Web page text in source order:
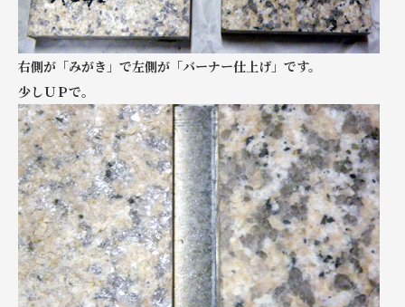
右側が「みがき」で左側が「バーナー仕上げ」です。
少しＵＰで。